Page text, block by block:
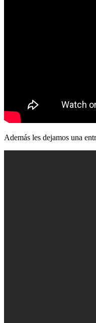
Además les dejamos una